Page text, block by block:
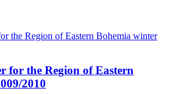
for the Region of Eastern
2010